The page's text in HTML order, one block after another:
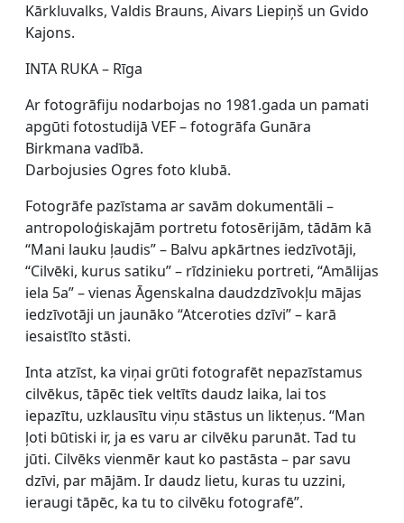
Kārkluvalks, Valdis Brauns, Aivars Liepiņš un Gvido
Kajons.
INTA RUKA – Rīga
Ar fotogrāfiju nodarbojas no 1981.gada un pamati
apgūti fotostudijā VEF – fotogrāfa Gunāra
Birkmana vadībā.
Darbojusies Ogres foto klubā.
Fotogrāfe pazīstama ar savām dokumentāli –
antropoloģiskajām portretu fotosērijām, tādām kā
“Mani lauku ļaudis” – Balvu apkārtnes iedzīvotāji,
“Cilvēki, kurus satiku” – rīdzinieku portreti, “Amālijas
iela 5a” – vienas Āgenskalna daudzdzīvokļu mājas
iedzīvotāji un jaunāko “Atceroties dzīvi” – karā
iesaistīto stāsti.
Inta atzīst, ka viņai grūti fotografēt nepazīstamus
cilvēkus, tāpēc tiek veltīts daudz laika, lai tos
iepazītu, uzklausītu viņu stāstus un likteņus. “Man
ļoti būtiski ir, ja es varu ar cilvēku parunāt. Tad tu
jūti. Cilvēks vienmēr kaut ko pastāsta – par savu
dzīvi, par mājām. Ir daudz lietu, kuras tu uzzini,
ieraugi tāpēc, ka tu to cilvēku fotografē”.